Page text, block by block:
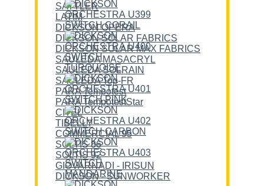
SATTLER
LATIM
DICKSON OPERA
DICKSON SOLAR FABRICS
DICKSON SOLAR MAX FABRICS
SAULEDA MASACRYL
SAULEDA SOLRAIN
SAULEDA Top-FR
PARA Tempotest
PARA TempotestStar
CITEL
TIBELLY
COMMERCIAL 95
SOLTIS 86
SOLTIS 92
GIOVARNADI - IRISUN
DICKSON - SUNWORKER